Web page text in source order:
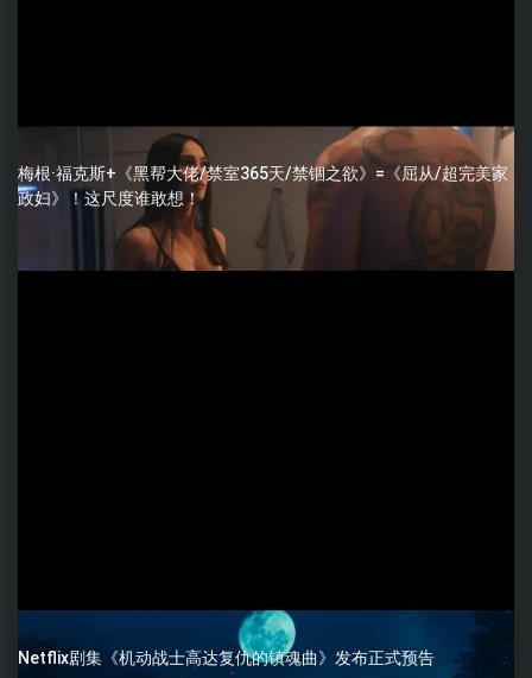
梅根·福克斯+《黑帮大佬/禁室365天/禁锢之欲》=《屈从/超完美家
政妇》！这尺度谁敢想！
Netflix剧集《机动战士高达复仇的镇魂曲》发布正式预告